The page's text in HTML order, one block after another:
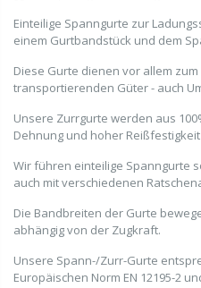
Einteilige Spanngurte zur
einem Gurtbandstück und dem
Diese Gurte dienen vor allem
transportierenden Güter - auch
Unsere Zurrgurte werden aus
Dehnung und hoher
Wir führen einteilige Spanngurte
auch mit verschiedenen
Die Bandbreiten der Gurte
abhängig von der Zugkraft.
Unsere Spann-/Zurr-Gurte
Europäischen Norm EN 12195-2